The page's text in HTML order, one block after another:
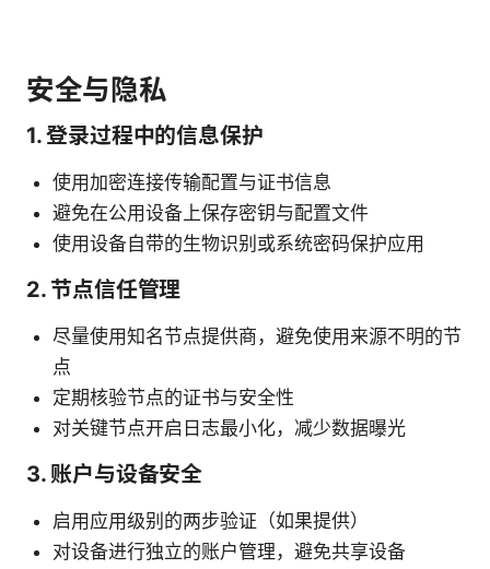
安全与隐私
1. 登录过程中的信息保护
使用加密连接传输配置与证书信息
避免在公用设备上保存密钥与配置文件
使用设备自带的生物识别或系统密码保护应用
2. 节点信任管理
尽量使用知名节点提供商，避免使用来源不明的节
点
定期核验节点的证书与安全性
对关键节点开启日志最小化，减少数据曝光
3. 账户与设备安全
启用应用级别的两步验证（如果提供）
对设备进行独立的账户管理，避免共享设备